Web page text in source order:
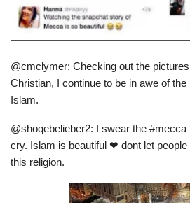
@cmclymer: Checking out the
Christian, I continue to be in awe of
Islam.
@shoqebelieber2: I swear the
cry. Islam is beautiful ❤ dont let
this religion.